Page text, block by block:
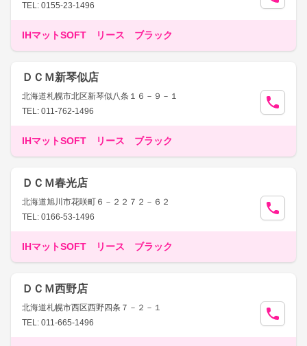
TEL: 0155-23-1496
IHマットSOFT リース ブラック
ＤＣＭ新琴似店
北海道札幌市北区新琴似八条１６－９－１
TEL: 011-762-1496
IHマットSOFT リース ブラック
ＤＣＭ春光店
北海道旭川市花咲町６－２２７２－６２
TEL: 0166-53-1496
IHマットSOFT リース ブラック
ＤＣＭ西野店
北海道札幌市西区西野四条７－２－１
TEL: 011-665-1496